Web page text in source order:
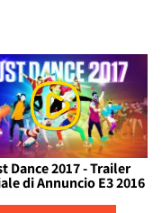
Dance 2017 - Trailer
di Annuncio E3 2016